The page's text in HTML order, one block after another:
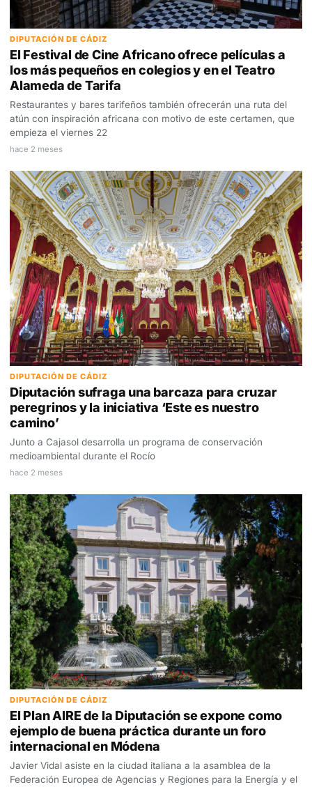
DIPUTACIÓN DE CÁDIZ
El Festival de Cine Africano ofrece películas a
los más pequeños en colegios y en el Teatro
Alameda de Tarifa
Restaurantes y bares tarifeños también ofrecerán una ruta del
atún con inspiración africana con motivo de este certamen, que
empieza el viernes 22
hace 2 meses
DIPUTACIÓN DE CÁDIZ
Diputación sufraga una barcaza para cruzar
peregrinos y la iniciativa ‘Este es nuestro
camino’
Junto a Cajasol desarrolla un programa de conservación
medioambiental durante el Rocío
hace 2 meses
DIPUTACIÓN DE CÁDIZ
El Plan AIRE de la Diputación se expone como
ejemplo de buena práctica durante un foro
internacional en Módena
Javier Vidal asiste en la ciudad italiana a la asamblea de la
Federación Europea de Agencias y Regiones para la Energía y el